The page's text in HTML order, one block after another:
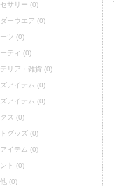
サリー (0)
ーウエア (0)
ツ (0)
ティ (0)
リア・雑貨 (0)
アイテム (0)
アイテム (0)
ス (0)
グッズ (0)
イテム (0)
ト (0)
(0)